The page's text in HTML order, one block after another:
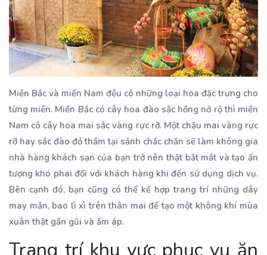
Miền Bắc và miền Nam đều có những loại hoa đặc trưng cho
từng miền. Miền Bắc có cây hoa đào sắc hồng nở rộ thì miền
Nam có cây hoa mai sắc vàng rực rỡ. Một chậu mai vàng rực
rỡ hay sắc đào đỏ thắm tại sảnh chắc chắn sẽ làm không gia
nhà hàng khách sạn của bạn trở nên thật bắt mắt và tạo ấn
tượng khó phai đối với khách hàng khi đến sử dụng dịch vụ.
Bên cạnh đó, bạn cũng có thể kế hợp trang trí những dây
may mắn, bao lì xì trên thân mai để tạo một không khí mùa
xuân thật gần gũi và ấm áp.